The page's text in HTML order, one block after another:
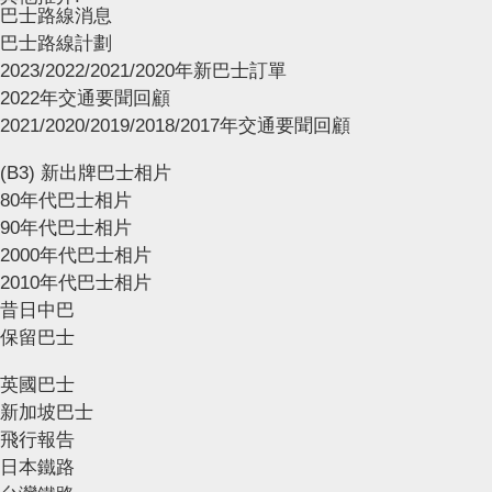
巴士路線消息
巴士路線計劃
2023/2022/2021/2020年新巴士訂單
2022年交通要聞回顧
2021/2020/2019/2018/2017年交通要聞回顧
(B3) 新出牌巴士相片
80年代巴士相片
90年代巴士相片
2000年代巴士相片
2010年代巴士相片
昔日中巴
保留巴士
英國巴士
新加坡巴士
飛行報告
日本鐵路